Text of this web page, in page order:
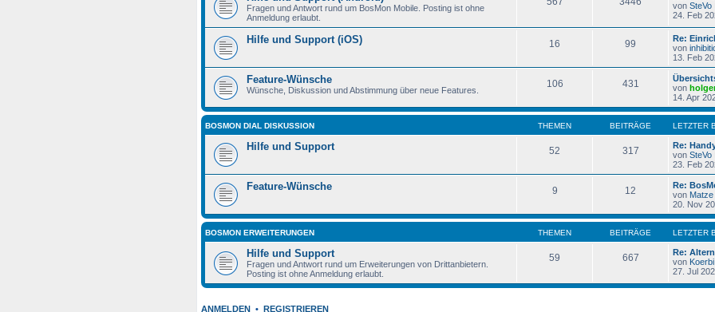
Fragen und Antwort rund um BosMon Mobile. Posting ist ohne
Anmeldung erlaubt.
von SteVo
24. Feb
Hilfe und Support (iOS) 16 99
Re:
von
13. Feb
Feature-Wünsche
Wünsche, Diskussion und Abstimmung über neue Features.
106 431
von
14. Apr
BOSMON DIAL DISKUSSION THEMEN BEITRÄGE LETZTER
Hilfe und Support 52 317
Re:
von SteVo
23. Feb
Feature-Wünsche 9 12
Re:
von Matze
20. Nov
BOSMON ERWEITERUNGEN THEMEN BEITRÄGE LETZTER
Hilfe und Support
Fragen und Antwort rund um Erweiterungen von Drittanbietern.
Posting ist ohne Anmeldung erlaubt.
59 667
Re:
von Koerbi
27. Jul
ANMELDEN • REGISTRIEREN